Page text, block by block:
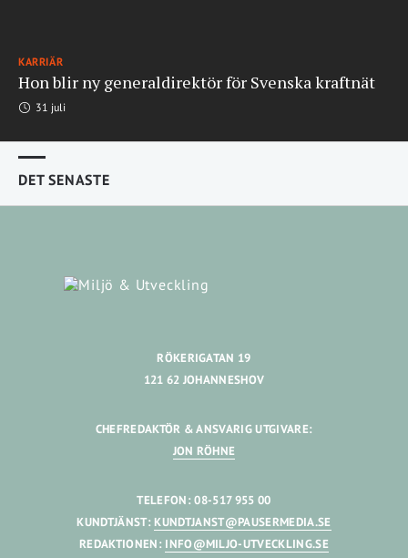
KARRIÄR
Hon blir ny generaldirektör för Svenska kraftnät
31 juli
DET SENASTE
RÖKERIGATAN 19
121 62 JOHANNESHOV
CHEFREDAKTÖR & ANSVARIG UTGIVARE:
JON RÖHNE
TELEFON: 08-517 955 00
KUNDTJÄNST: KUNDTJANST@PAUSERMEDIA.SE
REDAKTIONEN: INFO@MILJO-UTVECKLING.SE